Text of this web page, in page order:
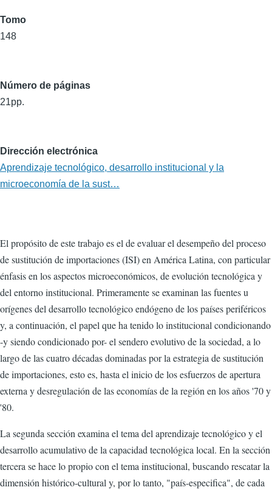
Tomo
148
Número de páginas
21pp.
Dirección electrónica
Aprendizaje tecnológico, desarrollo institucional y la
microeconomía de la sust…
El propósito de este trabajo es el de evaluar el desempeño del proceso
de sustitución de importaciones (ISI) en América Latina, con particular
énfasis en los aspectos microeconómicos, de evolución tecnológica y
del entorno institucional. Primeramente se examinan las fuentes u
orígenes del desarrollo tecnológico endógeno de los países periféricos
y, a continuación, el papel que ha tenido lo institucional condicionando
-y siendo condicionado por- el sendero evolutivo de la sociedad, a lo
largo de las cuatro décadas dominadas por la estrategia de sustitución
de importaciones, esto es, hasta el inicio de los esfuerzos de apertura
externa y desregulación de las economías de la región en los años '70 y
'80.
La segunda sección examina el tema del aprendizaje tecnológico y el
desarrollo acumulativo de la capacidad tecnológica local. En la sección
tercera se hace lo propio con el tema institucional, buscando rescatar la
dimensión histórico-cultural y, por lo tanto, "país-especifica", de cada